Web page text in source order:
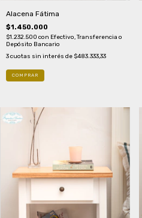
Alacena Fátima
$1.450.000
$1.232.500 con Efectivo, Transferencia o
Depósito Bancario
3cuotas sin interés de $483.333,33